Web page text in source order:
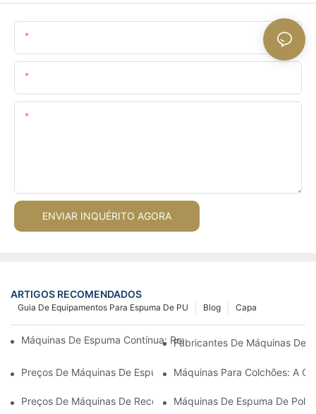
ENVIAR INQUÉRITO AGORA
ARTIGOS RECOMENDADOS
Capa
Blog
Guia De Equipamentos Para Espuma De PU
Máquinas De Espuma Contínua: Revolucionando A Produção
Fabricantes De Máquinas De
Preços De Máquinas De Espuma Em Lote: O Que Esperar No
Máquinas Para Colchões: A
Preços De Máquinas De Recolagem De Espuma: Fatores Que
Máquinas De Espuma De